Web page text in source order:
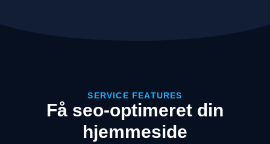
SERVICE FEATURES
Få seo-optimeret din
hjemmeside